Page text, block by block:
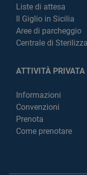
Liste di attesa
Il Giglio in Sicilia
Aree di parcheggio
Centrale di
ATTIVITÀ PRIVATA
Informazioni
Convenzioni
Prenota
Come prenotare